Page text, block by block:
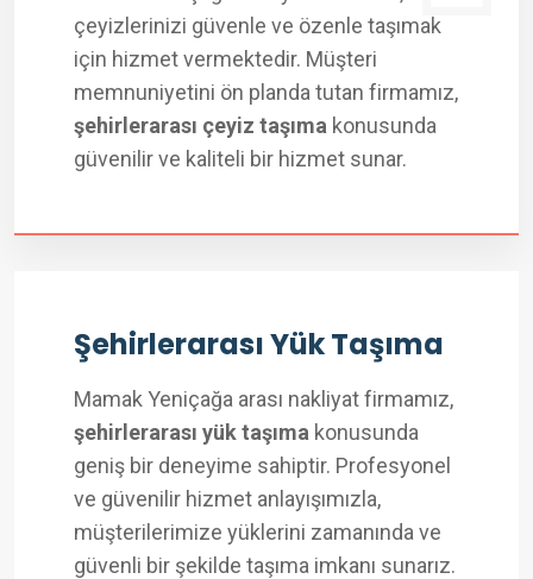
çeyizlerinizi güvenle ve özenle taşımak
için hizmet vermektedir. Müşteri
memnuniyetini ön planda tutan firmamız,
şehirlerarası çeyiz taşıma konusunda
güvenilir ve kaliteli bir hizmet sunar.
Şehirlerarası Yük Taşıma
Mamak Yeniçağa arası nakliyat firmamız,
şehirlerarası yük taşıma konusunda
geniş bir deneyime sahiptir. Profesyonel
ve güvenilir hizmet anlayışımızla,
müşterilerimize yüklerini zamanında ve
güvenli bir şekilde taşıma imkanı sunarız.